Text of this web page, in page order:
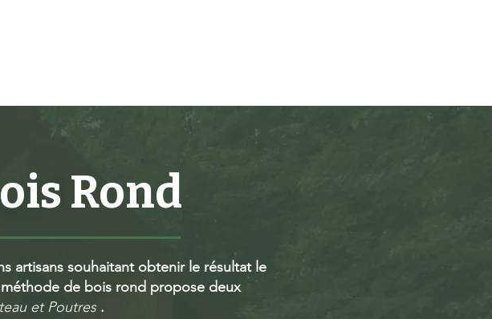
Rond
artisans souhaitant obtenir le résultat le
de bois rond propose deux
et Poutres .